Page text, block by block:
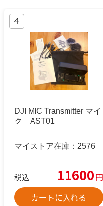
DJI MIC Transmitter マイ
ク AST01
マイストア在庫： 2576
税込 11600円
カートに入れる